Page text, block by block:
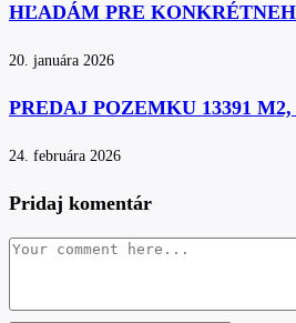
HĽADÁM PRE
20. januára 2026
PREDAJ POZEMKU 13391
24. februára 2026
Pridaj komentár
Comment